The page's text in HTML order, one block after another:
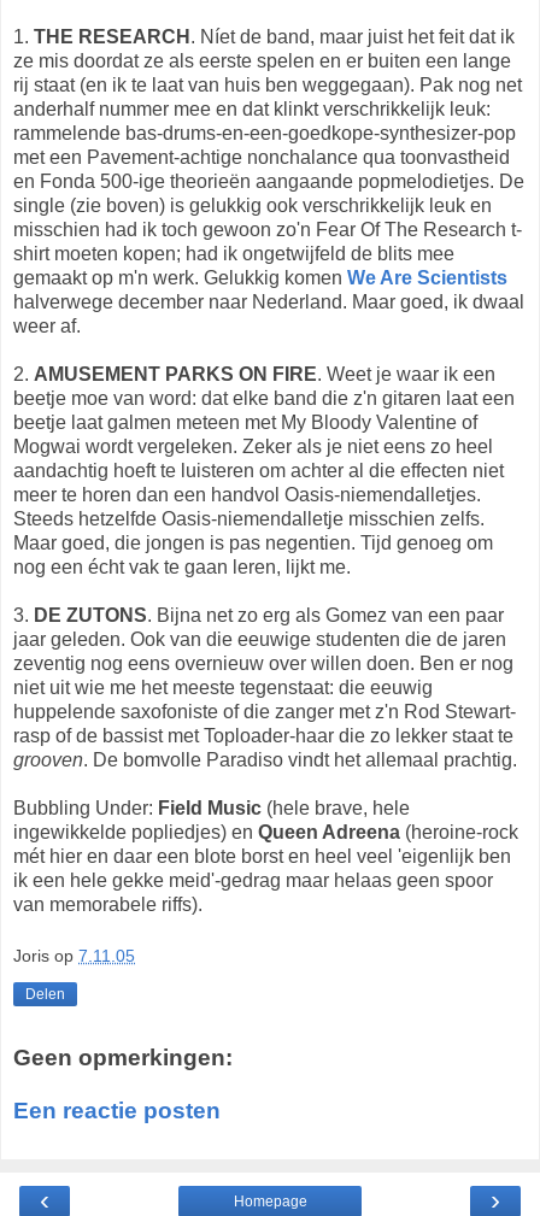
1. THE RESEARCH . Níet de band, maar juist het feit dat ik
ze mis doordat ze als eerste spelen en er buiten een lange
rij staat (en ik te laat van huis ben weggegaan). Pak nog net
anderhalf nummer mee en dat klinkt verschrikkelijk leuk:
rammelende bas-drums-en-een-goedkope-synthesizer-pop
met een Pavement-achtige nonchalance qua toonvastheid
en Fonda 500-ige theorieën aangaande popmelodietjes. De
single (zie boven) is gelukkig ook verschrikkelijk leuk en
misschien had ik toch gewoon zo'n Fear Of The Research t-
shirt moeten kopen; had ik ongetwijfeld de blits mee
gemaakt op m'n werk. Gelukkig komen We Are Scientists
halverwege december naar Nederland. Maar goed, ik dwaal
weer af.
2. AMUSEMENT PARKS ON FIRE. Weet je waar ik een
beetje moe van word: dat elke band die z'n gitaren laat een
beetje laat galmen meteen met My Bloody Valentine of
Mogwai wordt vergeleken. Zeker als je niet eens zo heel
aandachtig hoeft te luisteren om achter al die effecten niet
meer te horen dan een handvol Oasis-niemendalletjes.
Steeds hetzelfde Oasis-niemendalletje misschien zelfs.
Maar goed, die jongen is pas negentien. Tijd genoeg om
nog een écht vak te gaan leren, lijkt me.
3. DE ZUTONS. Bijna net zo erg als Gomez van een paar
jaar geleden. Ook van die eeuwige studenten die de jaren
zeventig nog eens overnieuw over willen doen. Ben er nog
niet uit wie me het meeste tegenstaat: die eeuwig
huppelende saxofoniste of die zanger met z'n Rod Stewart-
rasp of de bassist met Toploader-haar die zo lekker staat te
grooven. De bomvolle Paradiso vindt het allemaal prachtig.
Bubbling Under: Field Music (hele brave, hele
ingewikkelde popliedjes) en Queen Adreena (heroine-rock
mét hier en daar een blote borst en heel veel 'eigenlijk ben
ik een hele gekke meid'-gedrag maar helaas geen spoor
van memorabele riffs).
Joris op 7.11.05
Delen
Geen opmerkingen:
Een reactie posten
‹ ›
Homepage